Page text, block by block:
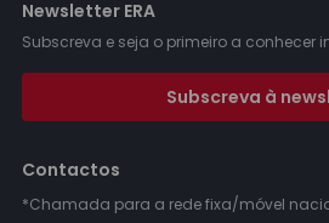
Newsletter ERA
Subscreva e seja o primeiro a conhecer
Subscreva à
Contactos
*Chamada para a rede fixa/móvel